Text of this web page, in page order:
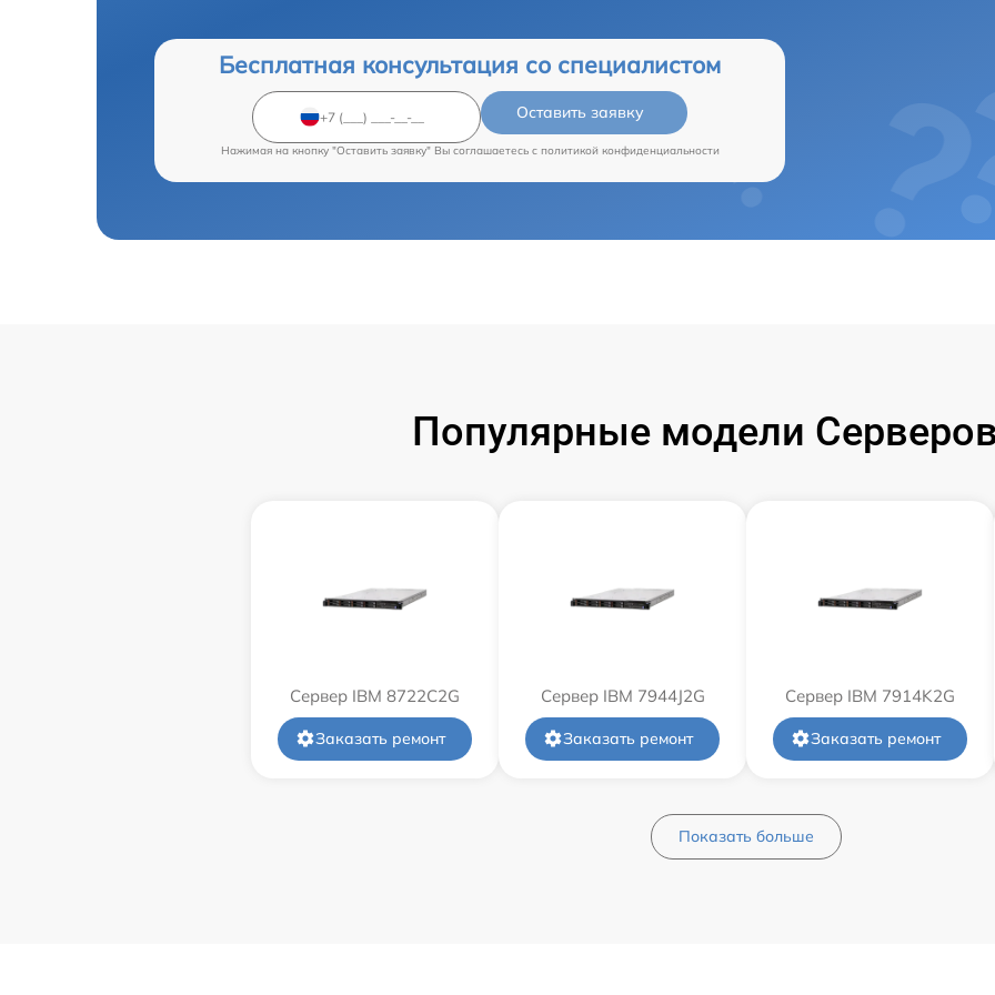
Бесплатная консультация со специалистом
Оставить заявку
Нажимая на кнопку "Оставить заявку" Вы соглашаетесь c политикой конфиденциальности
Популярные модели
Сервер IBM 8722C2G
Заказать ремонт
Сервер IBM 7944J2G
Заказать ремонт
Сервер IBM 7914K2G
Заказать ремонт
Показать больше